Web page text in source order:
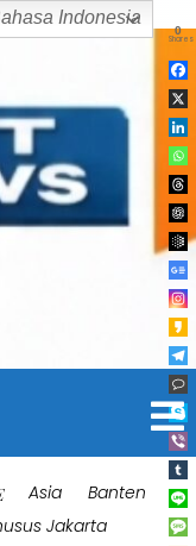
Skip
to
Asia
Banten
Jakarta
0
Shares
Indonesia